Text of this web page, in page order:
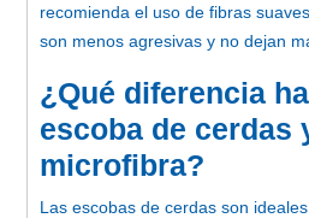
recomienda el uso de fibras
son menos agresivas y no dejan
¿Qué diferencia
escoba de cerdas
microfibra?
Las escobas de cerdas son